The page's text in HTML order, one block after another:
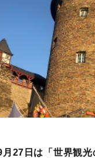
月27日は「世界観